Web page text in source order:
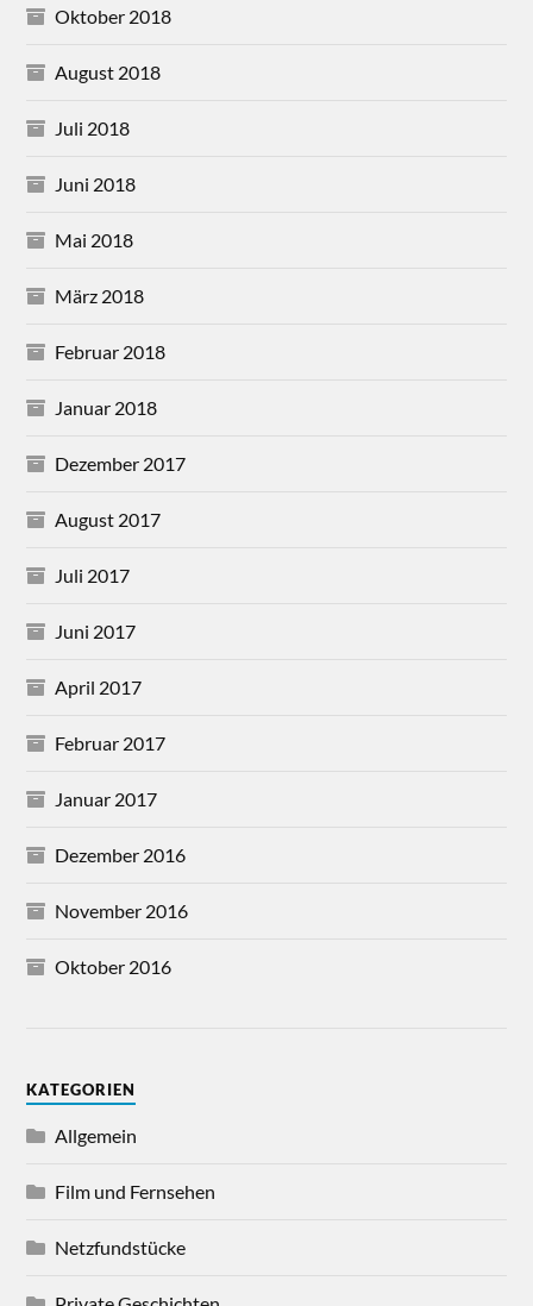
Oktober 2018
August 2018
Juli 2018
Juni 2018
Mai 2018
März 2018
Februar 2018
Januar 2018
Dezember 2017
August 2017
Juli 2017
Juni 2017
April 2017
Februar 2017
Januar 2017
Dezember 2016
November 2016
Oktober 2016
KATEGORIEN
Allgemein
Film und Fernsehen
Netzfundstücke